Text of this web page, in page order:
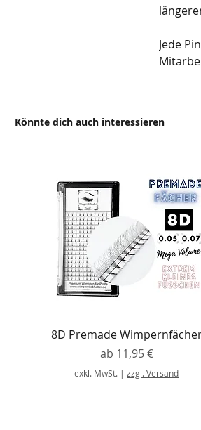
Jede
Schnellansicht
8D Premade
ab 11,95 €
Sale-Preis
exkl. MwSt. |zzgl. Versand
Könnte dich auch interessieren